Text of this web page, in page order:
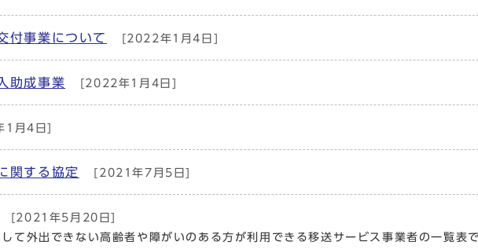
付事業について [2022年1月4日]
助成事業 [2022年1月4日]
月4日]
関する協定 [2021年7月5日]
[2021年5月20日]
て外出できない高齢者や障がいのある方が利用できる移送サービス事業者の一覧表